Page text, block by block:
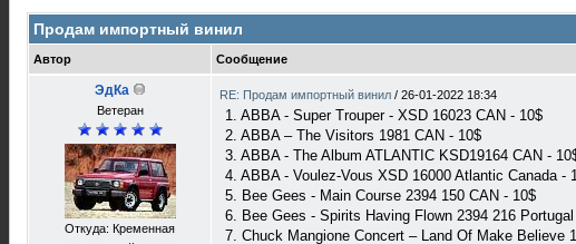
Продам импортный винил
Автор Сообщение
ЭдКа
Ветеран
Откуда: Кременная
RE: Продам импортный винил / 26-01-2022 18:34
1. ABBA - Super Trouper - XSD 16023 CAN - 10$
2. ABBA – The Visitors 1981 CAN - 10$
3. ABBA - The Album ATLANTIC KSD19164 CAN -
4. ABBA - Voulez-Vous XSD 16000 Atlantic Canada -
5. Bee Gees - Main Course 2394 150 CAN - 10$
6. Bee Gees - Spirits Having Flown 2394 216
7. Chuck Mangione Concert – Land Of Make Believe